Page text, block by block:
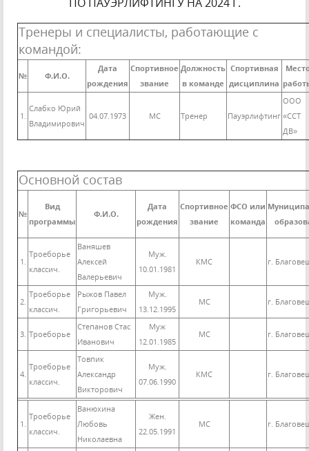
Тренеры и специалисты, работающие с
командой:
№ Ф.И.О.
Дата
рождения
Спортивное
звание
Должность
в команде
Спортивная
дисциплина
1.
Слабко Юрий
Владимирович
04.07.1973 МС Тренер Пауэрлифтинг
ООО
«ССТ
ДВ»
Основной состав
№
Вид
программы
Ф.И.О.
Дата
рождения
Спортивное
звание
ФСО или
команда
1.
Троеборье
классич.
Ваняшев
Алексей
Валерьевич
Муж.
10.01.1981
КМС г.
2.
Троеборье
классич.
Рыжов Павел
Григорьевич
Муж.
13.12.1995
МС г.
3. Троеборье
Степанов Стас
Иванович
Муж
12.01.1985
МС г.
4.
Троеборье
классич.
Товпик
Александр
Викторович
Муж.
07.06.1990
КМС г.
1.
Троеборье
классич.
Ванюхина
Любовь
Николаевна
Жен.
22.05.1991
МС г.